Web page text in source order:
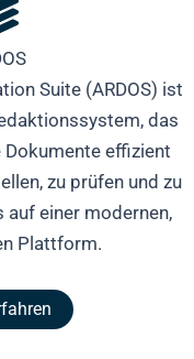
Suite (ARDOS) ist
das
effizient
zu prüfen und zu
einer modernen,
Plattform.